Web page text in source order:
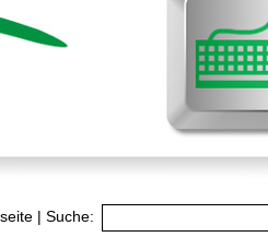
| Suche: